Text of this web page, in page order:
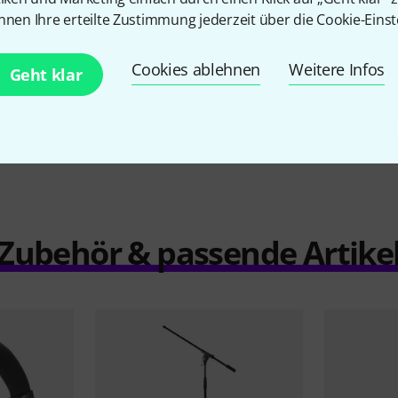
Ihre erteilte Zustimmung jederzeit über die Cookie-
Geht klar Cookies ablehnen Weitere Infos
9,80 €
& passende